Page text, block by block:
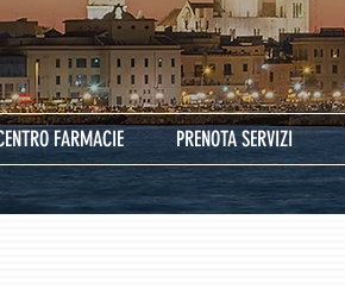
FARMACIE PRENOTA SERVIZI